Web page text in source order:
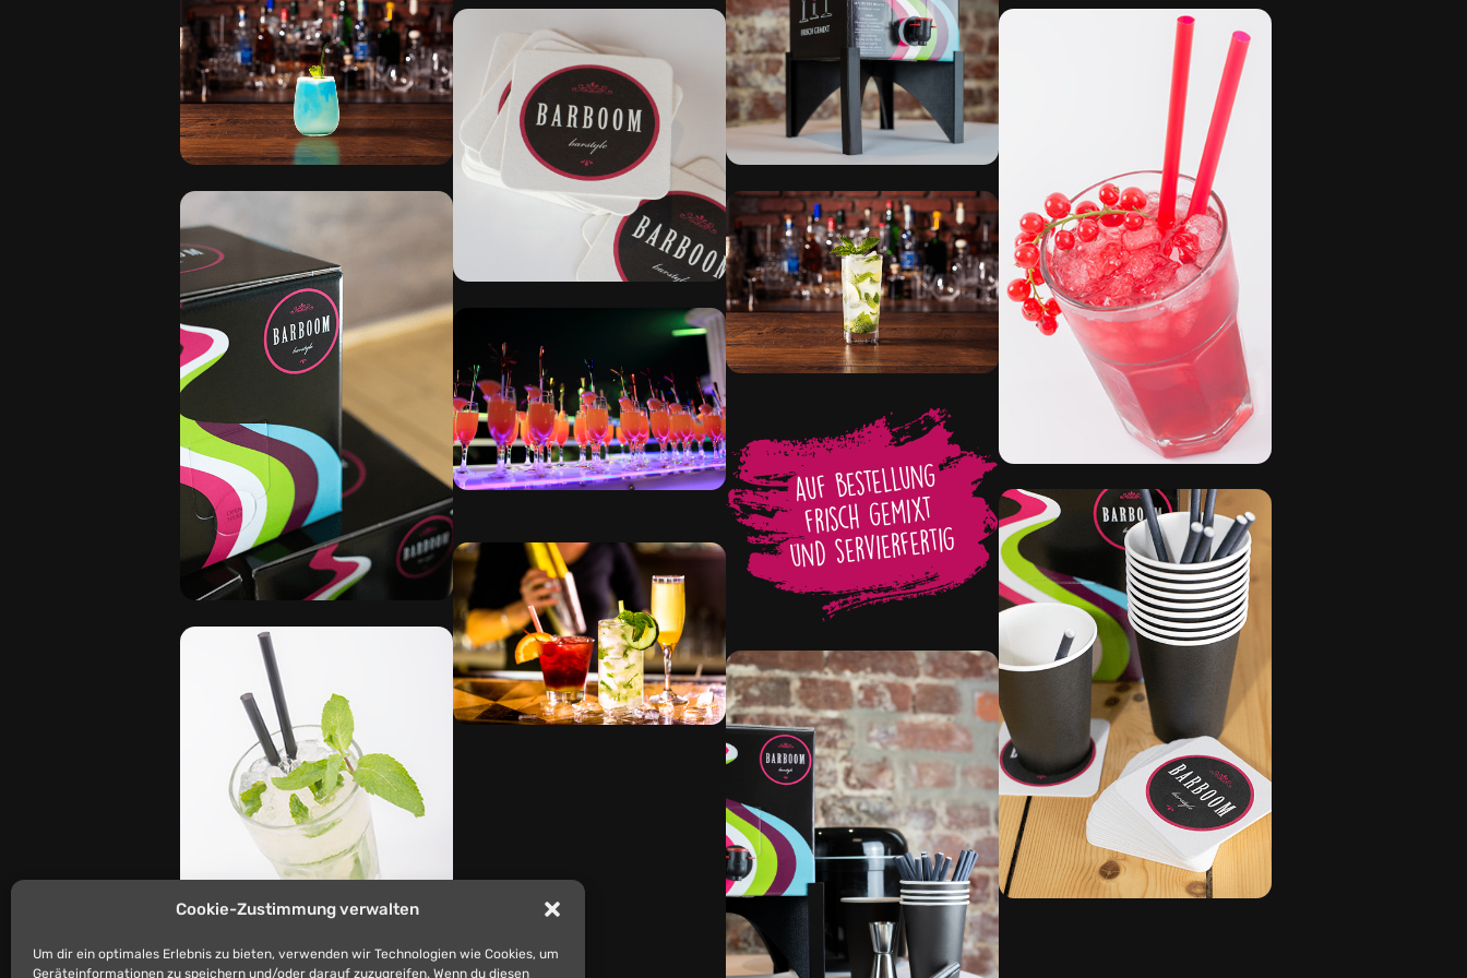
Cookie-Zustimmung verwalten
Um dir ein optimales Erlebnis zu bieten, verwenden wir Technologien wie Cookies, um
Geräteinformationen zu speichern und/oder darauf zuzugreifen. Wenn du diesen